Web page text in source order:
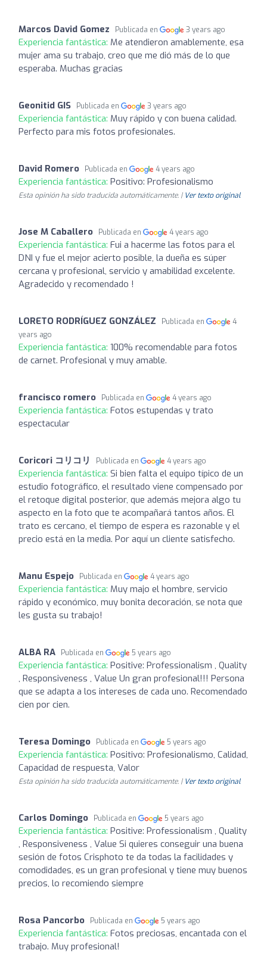
Marcos David Gomez Publicada en 3 years ago
Experiencia fantástica: Me atendieron amablemente, esa
mujer ama su trabajo, creo que me dió más de lo que
esperaba. Muchas gracias
Geonitid GIS Publicada en 3 years ago
Experiencia fantástica: Muy rápido y con buena calidad.
Perfecto para mis fotos profesionales.
David Romero Publicada en 4 years ago
Experiencia fantástica: Positivo: Profesionalismo
Esta opinión ha sido traducida automáticamente. | Ver texto original
Jose M Caballero Publicada en 4 years ago
Experiencia fantástica: Fui a hacerme las fotos para el
DNI y fue el mejor acierto posible, la dueña es súper
cercana y profesional, servicio y amabilidad excelente.
Agradecido y recomendado !
LORETO RODRÍGUEZ GONZÁLEZ Publicada en
4
years ago
Experiencia fantástica: 100% recomendable para fotos
de carnet. Profesional y muy amable.
francisco romero Publicada en 4 years ago
Experiencia fantástica: Fotos estupendas y trato
espectacular
Coricori コリコリ Publicada en 4 years ago
Experiencia fantástica: Si bien falta el equipo típico de un
estudio fotográfico, el resultado viene compensado por
el retoque digital posterior, que además mejora algo tu
aspecto en la foto que te acompañará tantos años. El
trato es cercano, el tiempo de espera es razonable y el
precio está en la media. Por aquí un cliente satisfecho.
Manu Espejo Publicada en 4 years ago
Experiencia fantástica: Muy majo el hombre, servicio
rápido y económico, muy bonita decoración, se nota que
les gusta su trabajo!
ALBA RA Publicada en 5 years ago
Experiencia fantástica: Positive: Professionalism , Quality
, Responsiveness , Value Un gran profesional!!! Persona
que se adapta a los intereses de cada uno. Recomendado
cien por cien.
Teresa Domingo Publicada en 5 years ago
Experiencia fantástica: Positivo: Profesionalismo, Calidad,
Capacidad de respuesta, Valor
Esta opinión ha sido traducida automáticamente. | Ver texto original
Carlos Domingo Publicada en 5 years ago
Experiencia fantástica: Positive: Professionalism , Quality
, Responsiveness , Value Si quieres conseguir una buena
sesión de fotos Crisphoto te da todas la facilidades y
comodidades, es un gran profesional y tiene muy buenos
precios, lo recomiendo siempre
Rosa Pancorbo Publicada en 5 years ago
Experiencia fantástica: Fotos preciosas, encantada con el
trabajo. Muy profesional!